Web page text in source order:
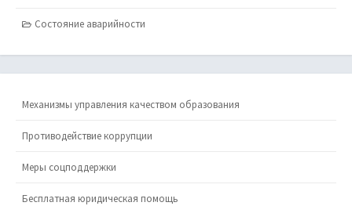
Состояние аварийности
Механизмы управления качеством образования
Противодействие коррупции
Меры соцподдержки
Бесплатная юридическая помощь